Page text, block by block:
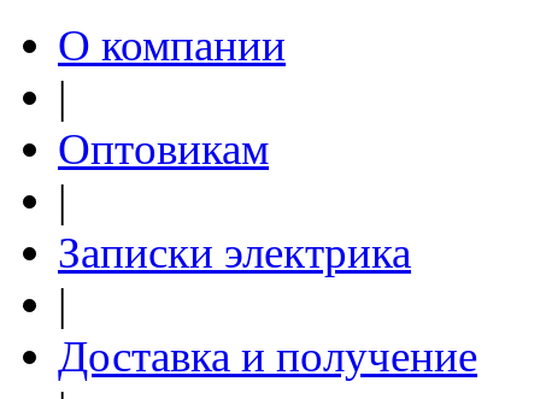
О компании
|
Оптовикам
|
Записки электрика
|
Доставка и получение